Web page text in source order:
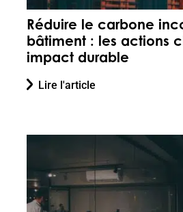
Réduire le carbone
bâtiment : les actions
impact durable
Lire l'article